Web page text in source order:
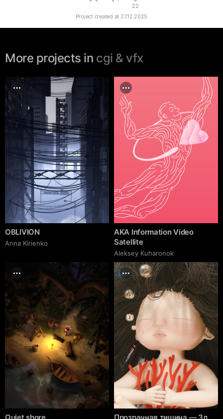
22
Project created at 27.12.2025
More projects in cgi & vfx
OBLIVION
Anna Kirienko
AKA Information Video
Satellite
Aleksey Kuharonok